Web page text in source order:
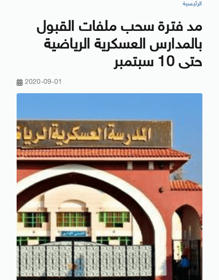
الرئيسية
مد فترة سحب ملفات القبول
بالمدارس العسكرية الرياضية
حتى 10 سبتمبر
2020-09-01